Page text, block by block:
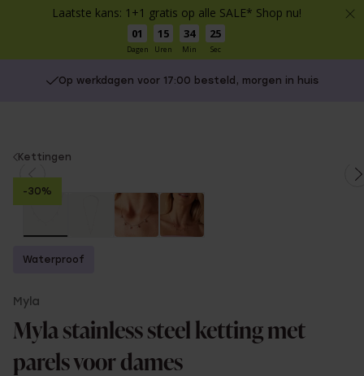
Laatste kans: 1+1 gratis op alle SALE* Shop nu!
01
Dagen
15
Uren
34
Min
25
Sec
Op werkdagen voor 17:00 besteld, morgen in huis
You
are
here:
Kettingen
-30%
Waterproof
Myla
Myla stainless steel ketting met
parels voor dames